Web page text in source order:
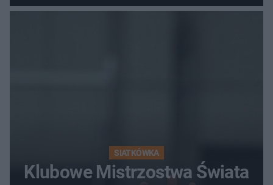
fanów
SIATKÓWKA
Klubowe Mistrzostwa Świata